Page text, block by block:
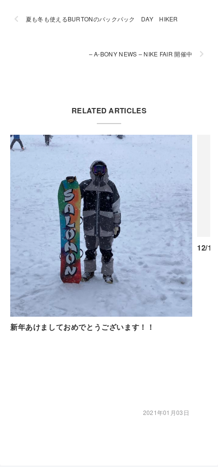
夏も冬も使えるBURTONのバックパック DAY HIKER
– A-BONY NEWS – NIKE FAIR 開催中
RELATED ARTICLES
新年あけましておめでとうございます！！
2021年01月03日
12/